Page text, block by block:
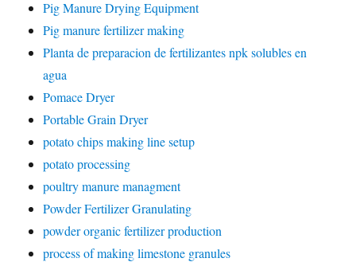
Pig Manure Drying Equipment
Pig manure fertilizer making
Planta de preparacion de fertilizantes npk solubles en
agua
Pomace Dryer
Portable Grain Dryer
potato chips making line setup
potato processing
poultry manure managment
Powder Fertilizer Granulating
powder organic fertilizer production
process of making limestone granules